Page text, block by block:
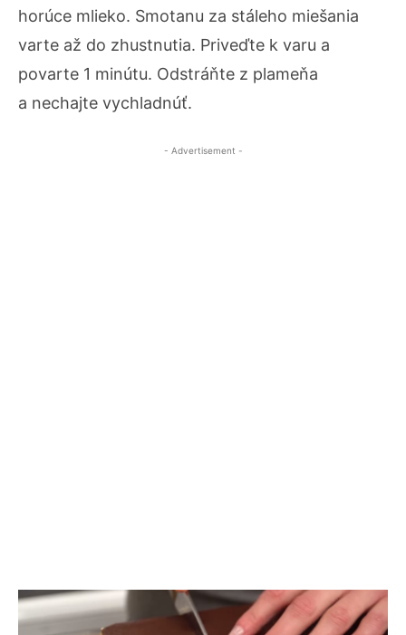
horúce mlieko. Smotanu za stáleho miešania
varte až do zhustnutia. Priveďte k varu a
povarte 1 minútu. Odstráňte z plameňa
a nechajte vychladnúť.
- Advertisement -